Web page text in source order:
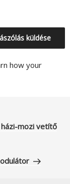
how your
mozi vetítő